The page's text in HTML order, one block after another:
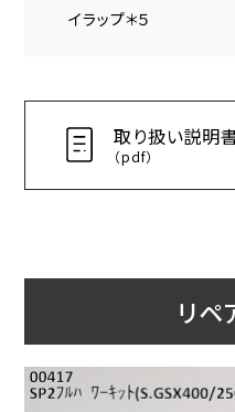
イラップ＊５
取り扱い説明
（pdf）
リペ